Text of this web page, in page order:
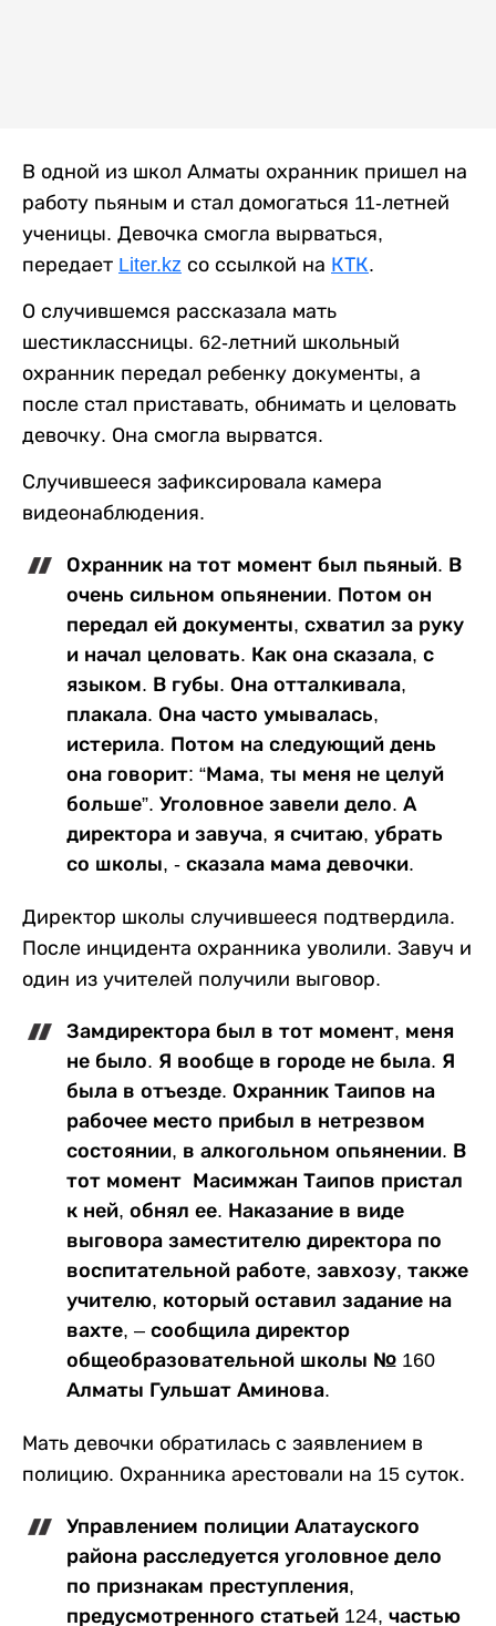
В одной из школ Алматы охранник пришел на
работу пьяным и стал домогаться 11-летней
ученицы. Девочка смогла вырваться,
передает Liter.kz со ссылкой на КТК.
О случившемся рассказала мать
шестиклассницы. 62-летний школьный
охранник передал ребенку документы, а
после стал приставать, обнимать и целовать
девочку. Она смогла вырватся.
Случившееся зафиксировала камера
видеонаблюдения.
Охранник на тот момент был пьяный. В
очень сильном опьянении. Потом он
передал ей документы, схватил за руку
и начал целовать. Как она сказала, с
языком. В губы. Она отталкивала,
плакала. Она часто умывалась,
истерила. Потом на следующий день
она говорит: “Мама, ты меня не целуй
больше”. Уголовное завели дело. А
директора и завуча, я считаю, убрать
со школы, - сказала мама девочки.
Директор школы случившееся подтвердила.
После инцидента охранника уволили. Завуч и
один из учителей получили выговор.
Замдиректора был в тот момент, меня
не было. Я вообще в городе не была. Я
была в отъезде. Охранник Таипов на
рабочее место прибыл в нетрезвом
состоянии, в алкогольном опьянении. В
тот момент Масимжан Таипов пристал
к ней, обнял ее. Наказание в виде
выговора заместителю директора по
воспитательной работе, завхозу, также
учителю, который оставил задание на
вахте, – сообщила директор
общеобразовательной школы № 160
Алматы Гульшат Аминова.
Мать девочки обратилась с заявлением в
полицию. Охранника арестовали на 15 суток.
Управлением полиции Алатауского
района расследуется уголовное дело
по признакам преступления,
предусмотренного статьей 124, частью